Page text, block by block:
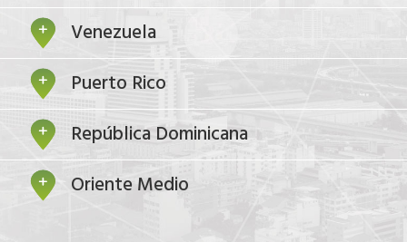
Venezuela
Puerto Rico
República Dominicana
Oriente Medio